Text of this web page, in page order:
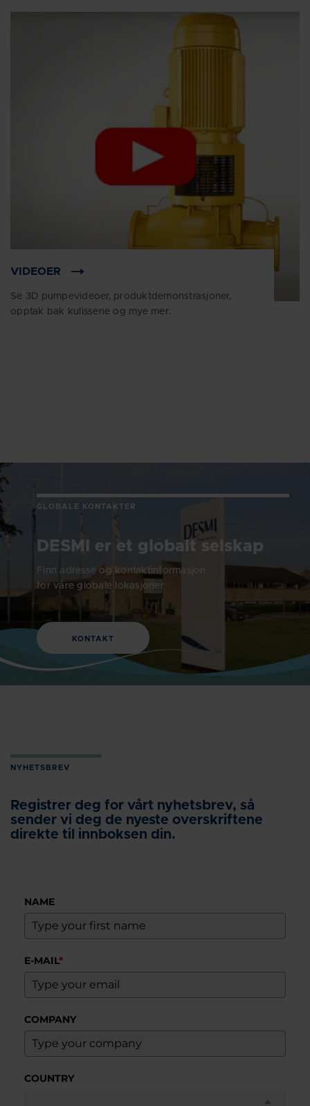
VIDEOER
Se 3D pumpevideoer, produktdemonstrasjoner,
opptak bak kulissene og mye mer.
GLOBALE KONTAKTER
DESMI er et globalt selskap
Finn adresse og kontaktinformasjon
for våre globale lokasjoner
KONTAKT
NYHETSBREV
Registrer deg for vårt nyhetsbrev, så
sender vi deg de nyeste overskriftene
direkte til innboksen din.
NAME
E-MAIL*
COMPANY
COUNTRY